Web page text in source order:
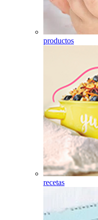
productos
recetas